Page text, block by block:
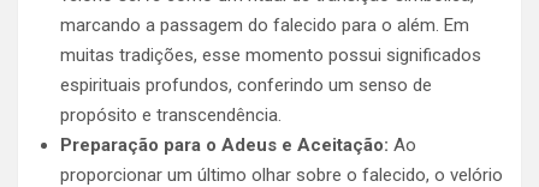
marcando a passagem do falecido para o além. Em
muitas tradições, esse momento possui significados
espirituais profundos, conferindo um senso de
propósito e transcendência.
Preparação para o Adeus e Aceitação: Ao
proporcionar um último olhar sobre o falecido, o velório